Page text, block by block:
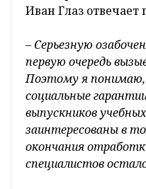
Иван Глаз отвечает
– Серьезную
первую очередь
Поэтому я понимаю,
социальные
выпускников
заинтересованы в
окончания
специалистов